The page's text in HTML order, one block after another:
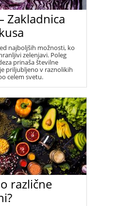
Zakladnica
najboljših možnosti, ko
zelenjavi. Poleg
prinaša številne
priljubljeno v raznolikih
celem svetu.
različne